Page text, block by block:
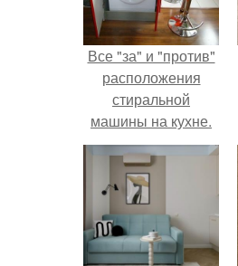
Все "за" и "против"
расположения
стиральной
машины на кухне.